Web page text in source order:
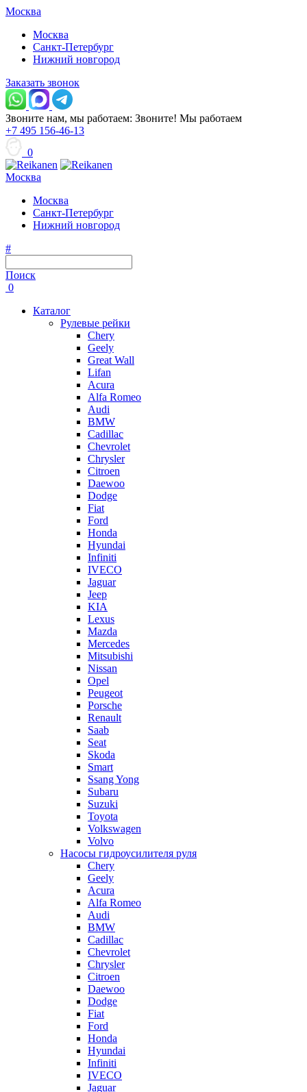
Москва
Москва
Санкт-Петербург
Нижний новгород
Заказать звонок
Звоните нам, мы работаем: Звоните! Мы работаем
+7 495 156-46-13
0
Москва
Москва
Санкт-Петербург
Нижний новгород
#
Поиск
0
Каталог
Рулевые рейки
Chery
Geely
Great Wall
Lifan
Acura
Alfa Romeo
Audi
BMW
Cadillac
Chevrolet
Chrysler
Citroen
Daewoo
Dodge
Fiat
Ford
Honda
Hyundai
Infiniti
IVECO
Jaguar
Jeep
KIA
Lexus
Mazda
Mercedes
Mitsubishi
Nissan
Opel
Peugeot
Porsche
Renault
Saab
Seat
Skoda
Smart
Ssang Yong
Subaru
Suzuki
Toyota
Volkswagen
Volvo
Насосы гидроусилителя руля
Chery
Geely
Acura
Alfa Romeo
Audi
BMW
Cadillac
Chevrolet
Chrysler
Citroen
Daewoo
Dodge
Fiat
Ford
Honda
Hyundai
Infiniti
IVECO
Jaguar